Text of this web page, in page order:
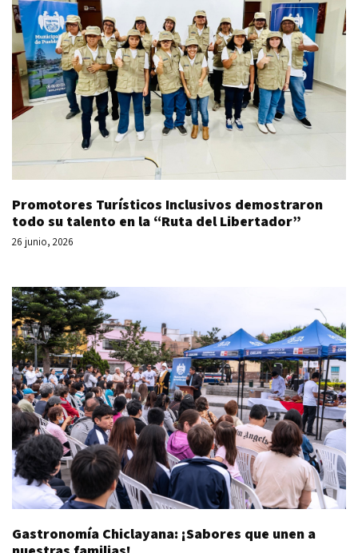
Promotores Turísticos Inclusivos demostraron
todo su talento en la “Ruta del Libertador”
26 junio, 2026
Gastronomía Chiclayana: ¡Sabores que unen a